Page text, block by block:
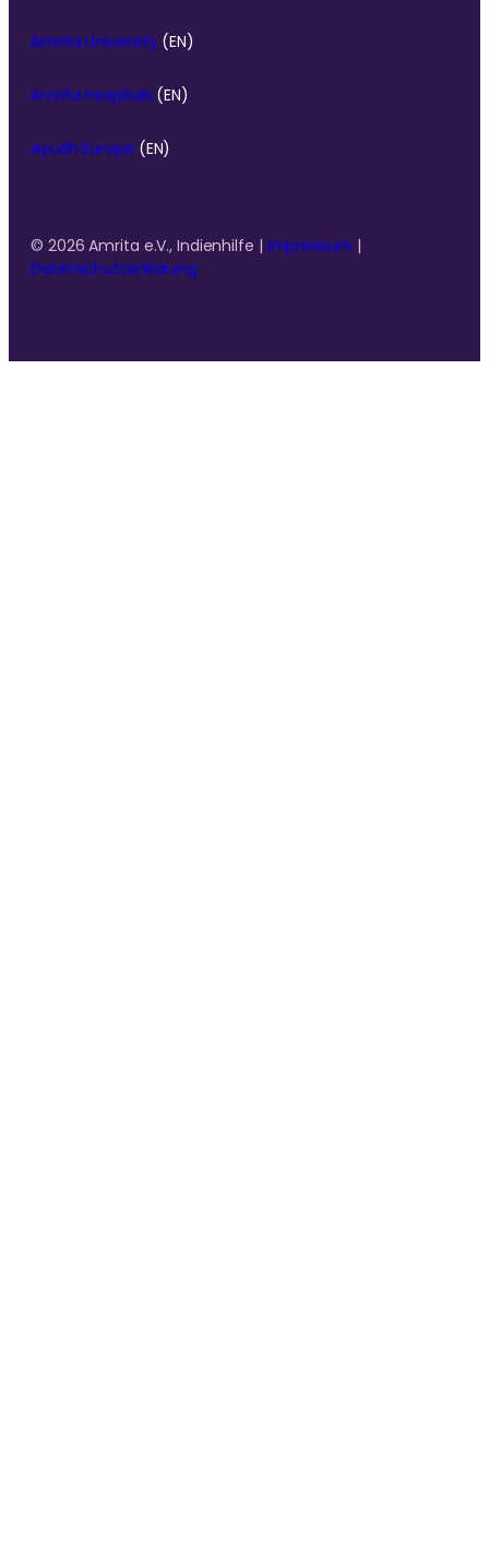
Amrita University (EN)
Amrita Hospitals (EN)
Ayudh Europe (EN)
© 2026 Amrita e.V., Indienhilfe | Impressum |
Datenschutzerklärung